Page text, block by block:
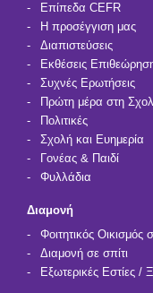
Επίπεδα CEFR
Η προσέγγιση μας
Διαπιστεύσεις
Εκθέσεις
Συχνές Ερωτήσεις
Πρώτη μέρα στη
Πολιτικές
Σχολή και Ευημερία
Γονέας & Παιδί
Φυλλάδια
Διαμονή
Φοιτητικός
Διαμονή σε σπίτι
Εξωτερικές Εστίες /